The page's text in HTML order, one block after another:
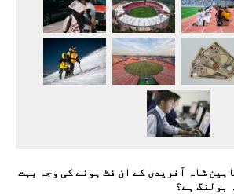
شاہ آفریدی کے ان فٹ ہونے کی وجہ بہت
بولنگ ہے؟